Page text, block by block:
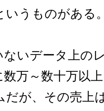
いうものがある
いデータ上の
万～数十万以
だが、その売上